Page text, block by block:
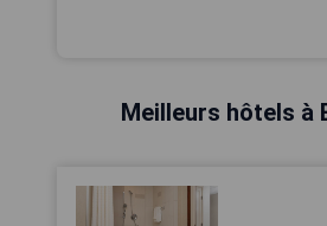
Meilleurs hôtels à